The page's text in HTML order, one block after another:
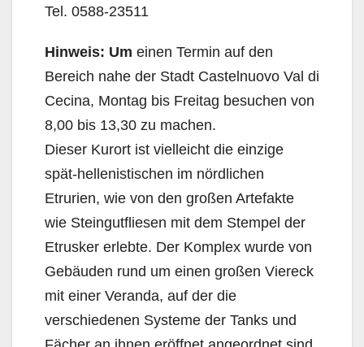
Tel. 0588-23511
Hinweis: Um einen Termin auf den
Bereich nahe der Stadt Castelnuovo Val di
Cecina, Montag bis Freitag besuchen von
8,00 bis 13,30 zu machen.
Dieser Kurort ist vielleicht die einzige
spät-hellenistischen im nördlichen
Etrurien, wie von den großen Artefakte
wie Steingutfliesen mit dem Stempel der
Etrusker erlebte. Der Komplex wurde von
Gebäuden rund um einen großen Viereck
mit einer Veranda, auf der die
verschiedenen Systeme der Tanks und